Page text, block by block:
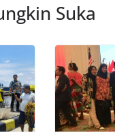
Suka